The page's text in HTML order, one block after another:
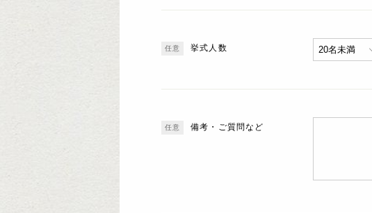
挙式人数
備考・ご質問など